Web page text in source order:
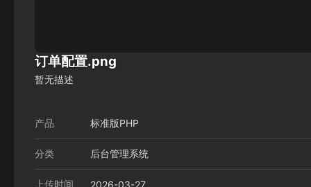
订单配置.png
暂无描述
产品 标准版PHP
分类 后台管理系统
上传时间 2026-03-27